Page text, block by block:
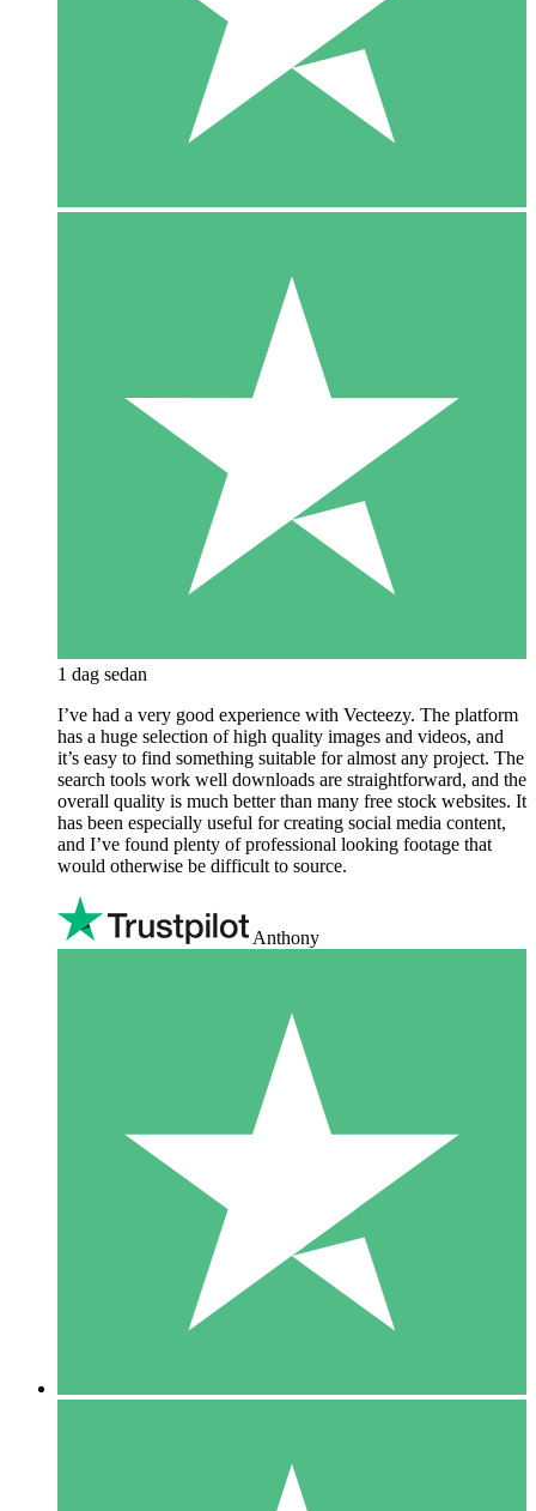
1 dag sedan
I’ve had a very good experience with Vecteezy. The platform
has a huge selection of high quality images and videos, and
it’s easy to find something suitable for almost any project. The
search tools work well downloads are straightforward, and the
overall quality is much better than many free stock websites. It
has been especially useful for creating social media content,
and I’ve found plenty of professional looking footage that
would otherwise be difficult to source.
Anthony